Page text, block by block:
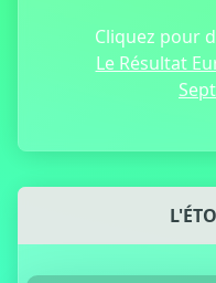
Cliquez pour
Le Résultat